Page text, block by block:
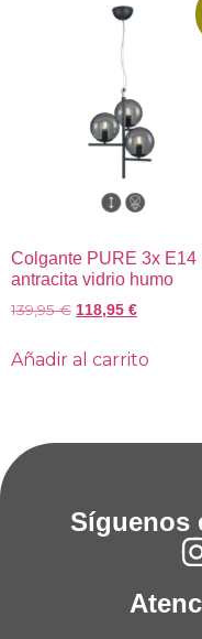
Colgante PURE 3x E14
antracita vidrio humo
139,95€ 118,95 €
Añadir al carrito
Síguenos